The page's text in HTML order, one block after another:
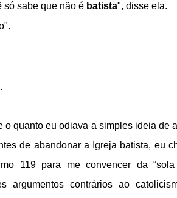
só sabe que não é batista", disse ela.
o quanto eu odiava a simples ideia de
de abandonar a Igreja batista, eu
119 para me convencer da “sola
argumentos contrários ao